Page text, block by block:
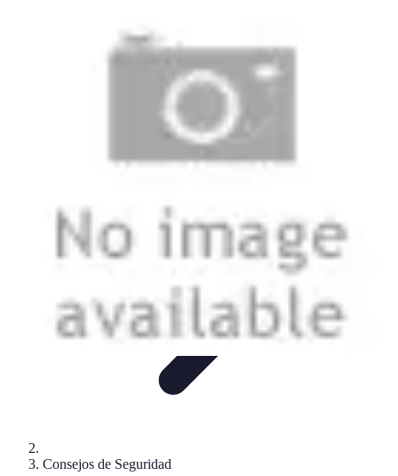
Consejos y Mantenimiento
Guía de CompraGuías de Compra
Consejos de Seguridad